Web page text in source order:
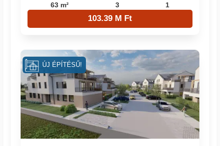
63 m² 3 1
103.39 M Ft
ÚJ ÉPÍTÉSŰ!